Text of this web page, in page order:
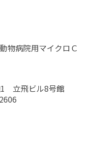
物病院用マイクロＣ
1 立飛ビル8号館